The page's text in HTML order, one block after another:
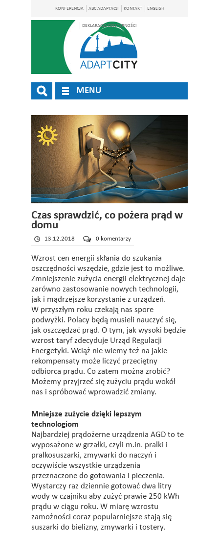
KONFERENCJA ABC ADAPTACJI KONTAKT ENGLISH
DEKLARACJA DOSTĘPNOŚCI
MENU
Czas sprawdzić, co pożera prąd w
domu
13.12.2018 0 komentarzy
Wzrost cen energii skłania do szukania
oszczędności wszędzie, gdzie jest to możliwe.
Zmniejszenie zużycia energii elektrycznej daje
zarówno zastosowanie nowych technologii,
jak i mądrzejsze korzystanie z urządzeń.
W przyszłym roku czekają nas spore
podwyżki. Polacy będą musieli nauczyć się,
jak oszczędzać prąd. O tym, jak wysoki będzie
wzrost taryf zdecyduje Urząd Regulacji
Energetyki. Wciąż nie wiemy też na jakie
rekompensaty może liczyć przeciętny
odbiorca prądu. Co zatem można zrobić?
Możemy przyjrzeć się zużyciu prądu wokół
nas i spróbować wprowadzić zmiany.
Mniejsze zużycie dzięki lepszym
technologiom
Najbardziej prądożerne urządzenia AGD to te
wyposażone w grzałki, czyli m.in. pralki i
pralkosuszarki, zmywarki do naczyń i
oczywiście wszystkie urządzenia
przeznaczone do gotowania i pieczenia.
Wystarczy raz dziennie gotować dwa litry
wody w czajniku aby zużyć prawie 250 kWh
prądu w ciągu roku. W miarę wzrostu
zamożności coraz popularniejsze stają się
suszarki do bielizny, zmywarki i tostery.